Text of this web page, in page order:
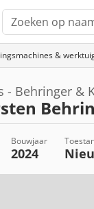
&
- Behringer &
Bouwjaar
2024